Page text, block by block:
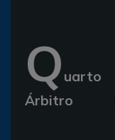
Q uarto
Árbitro